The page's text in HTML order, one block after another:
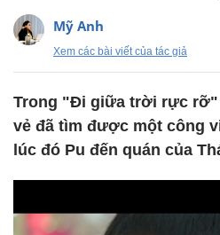
Mỹ Anh
Xem các bài viết của tác giả
Trong "Đi giữa trời rực rỡ"
vẻ đã tìm được một công
lúc đó Pu đến quán của